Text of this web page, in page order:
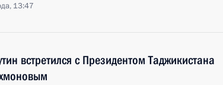
13:47
встретился с Президентом Таджикистана